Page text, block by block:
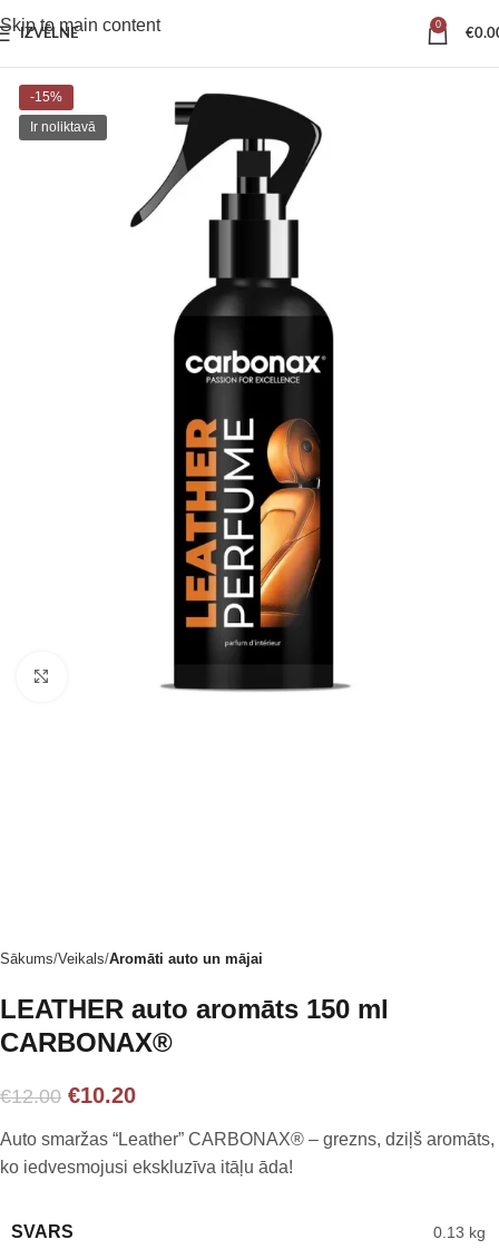
Skip to main content
IZVĒLNE
0
€
-15%
Ir noliktavā
Sākums Veikals Aromāti auto un mājai
LEATHER auto aromāts 150 ml
CARBONAX®
€12.00 €10.20
Auto smaržas “Leather” CARBONAX® – grezns, dziļš aromāts,
ko iedvesmojusi ekskluzīva itāļu āda!
SVARS 0.13 kg